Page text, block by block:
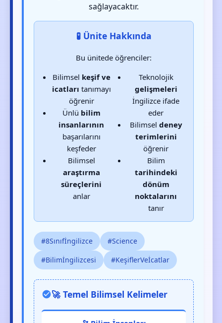
sağlayacaktır.
🧪 Ünite Hakkında
Bu ünitede öğrenciler:
Bilimsel keşif ve
icatları tanımayı
öğrenir
Ünlü bilim
insanlarının
başarılarını
keşfeder
Bilimsel
araştırma
süreçlerini
anlar
Teknolojik
gelişmeleri
İngilizce ifade
eder
Bilimsel deney
terimlerini
öğrenir
Bilim
tarihindeki
dönüm
noktalarını
tanır
#8Sınıfİngilizce
#Science
#Bilimİngilizcesi
#KeşiflerVeİcatlar
🚀 Temel Bilimsel Kelimeler